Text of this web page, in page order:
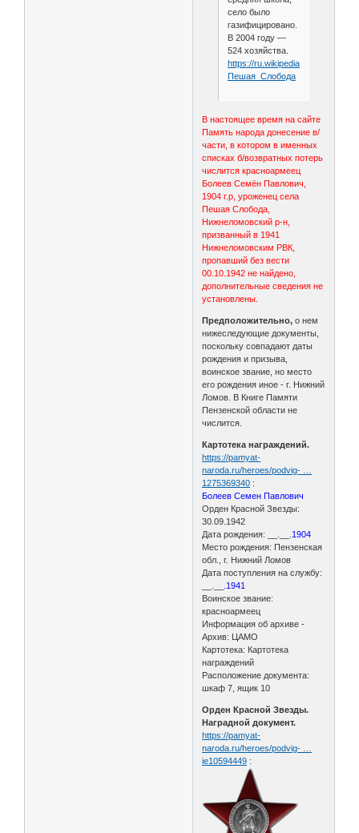
село было
газифицировано.
В 2004 году —
524 хозяйства.
https://ru.wikipedia.org/wiki/
Пешая_Слобода
В настоящее время на сайте
Память народа донесение в/
части, в котором в именных
списках б/возвратных потерь
числится красноармеец
Болеев Семён Павлович,
1904 г.р, уроженец села
Пешая Слобода,
Нижнеломовский р-н,
призванный в 1941
Нижнеломовским РВК,
пропавший без вести
00.10.1942 не найдено,
дополнительные сведения не
установлены.
Предположительно, о нем
нижеследующие документы,
поскольку совпадают даты
рождения и призыва,
воинское звание, но место
его рождения иное - г. Нижний
Ломов. В Книге Памяти
Пензенской области не
числится.
Картотека награждений.
https://pamyat-
naroda.ru/heroes/podvig- …
1275369340 :
Болеев Семен Павлович
Орден Красной Звезды:
30.09.1942
Дата рождения: __.__. 1904
Место рождения: Пензенская
обл., г. Нижний Ломов
Дата поступления на службу:
.1941
Воинское звание:
красноармеец
Информация об архиве -
Архив: ЦАМО
Картотека: Картотека
награждений
Расположение документа:
шкаф 7, ящик 10
Орден Красной Звезды.
Наградной документ.
https://pamyat-
naroda.ru/heroes/podvig- …
ie10594449 :